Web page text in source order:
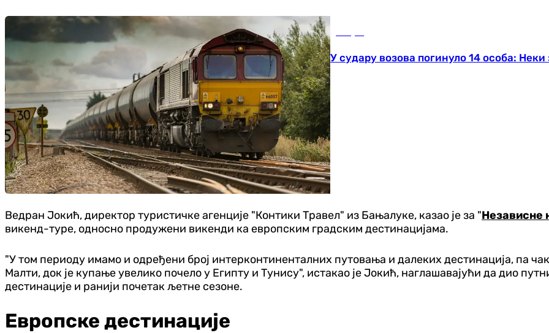
У судару возова погинуло 14 особа:
Ведран Јокић, директор туристичке агенције "Контики Травел" из Бањалуке, казао је за "Независне
викенд-туре, односно продужени викенди ка европским градским дестинацијама.
"У том периоду имамо и одређени број интерконтиненталних путовања и далеких дестинација, па
Малти, док је купање увелико почело у Египту и Тунису", истакао је Јокић, наглашавајући да дио
дестинације и ранији почетак љетне сезоне.
Европске дестинације